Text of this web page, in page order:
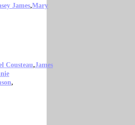
James,Mary
Cousteau,James
,